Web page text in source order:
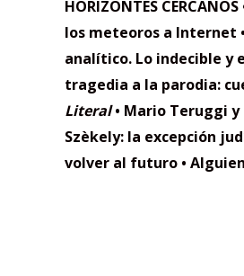
HORIZONTES CERCANOS
los meteoros a Internet
analítico. Lo indecible y
tragedia a la parodia:
Literal • Mario Teruggi
Szèkely: la excepción
volver al futuro •